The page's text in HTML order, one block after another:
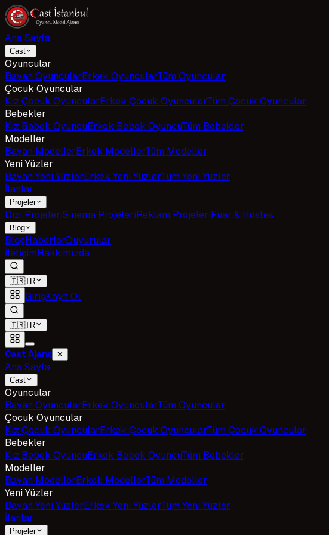
Ana Sayfa
Cast
Oyuncular
Bayan OyuncularErkek OyuncularTüm Oyuncular
Çocuk Oyuncular
Kız Çocuk OyuncularErkek Çocuk OyuncularTüm Çocuk Oyuncular
Bebekler
Kız Bebek OyuncuErkek Bebek OyuncuTüm Bebekler
Modeller
Bayan ModellerErkek ModellerTüm Modeller
Yeni Yüzler
Bayan Yeni YüzlerErkek Yeni YüzlerTüm Yeni Yüzler
İlanlar
Projeler
Dizi ProjeleriSinema ProjeleriReklam ProjeleriFuar & Hostes
Blog
BlogHaberlerDuyurular
İletişimHakkımızda
🇹🇷TR
GirişKayıt Ol
🇹🇷TR
Cast Ajans ✕
Ana Sayfa
Cast
Oyuncular
Bayan OyuncularErkek OyuncularTüm Oyuncular
Çocuk Oyuncular
Kız Çocuk OyuncularErkek Çocuk OyuncularTüm Çocuk Oyuncular
Bebekler
Kız Bebek OyuncuErkek Bebek OyuncuTüm Bebekler
Modeller
Bayan ModellerErkek ModellerTüm Modeller
Yeni Yüzler
Bayan Yeni YüzlerErkek Yeni YüzlerTüm Yeni Yüzler
İlanlar
Projeler